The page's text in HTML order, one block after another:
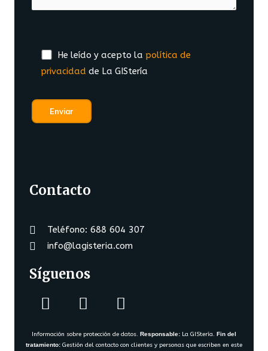
He leído y acepto la política de
privacidad de La GIStería
Contacto
Teléfono: 688 604 307
info@lagisteria.com
Síguenos
Información sobre protección de datos. Responsable: La GIStería. Fin del
tratamiento: Gestión del contacto con clientes y personas que escriben en este